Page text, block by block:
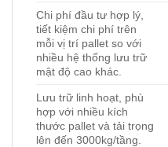
Chi phí đầu tư hợp lý,
tiết kiệm chi phí trên
mỗi vị trí pallet so với
nhiều hệ thống lưu trữ
mật độ cao khác.
Lưu trữ linh hoạt, phù
hợp với nhiều kích
thước pallet và tải trọng
lên đến 3000kg/tầng.